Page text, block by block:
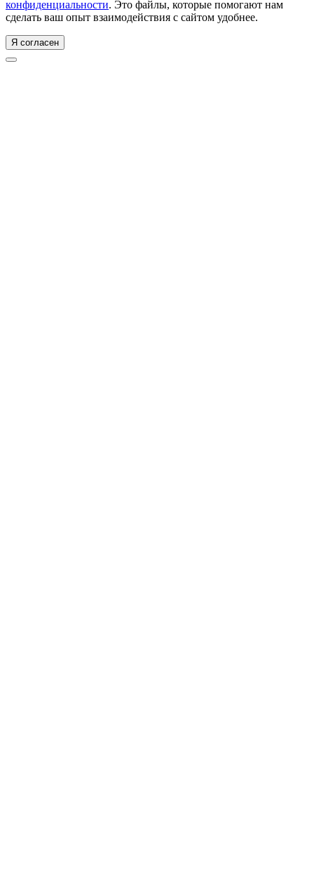
конфиденциальности. Это файлы, которые помогают нам
сделать ваш опыт взаимодействия с сайтом удобнее.
Я согласен